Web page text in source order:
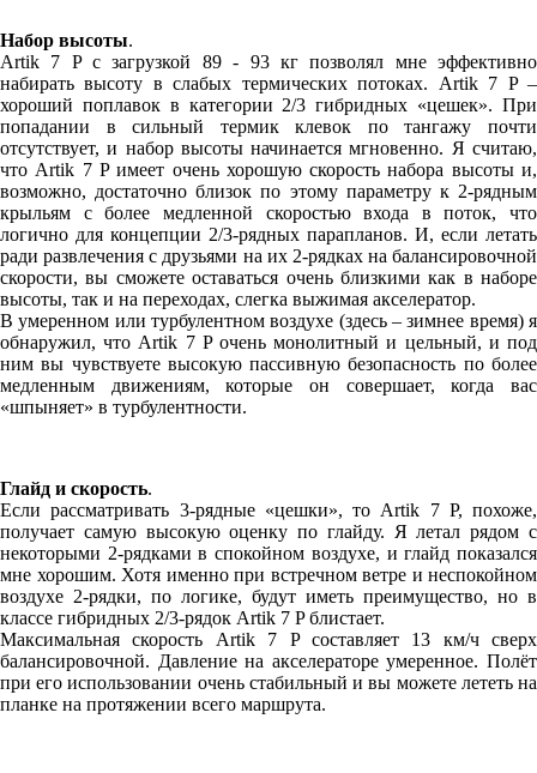
Набор высоты.
Artik 7 P с загрузкой 89 - 93 кг позволял мне эффективно
набирать высоту в слабых термических потоках. Artik 7 P –
хороший поплавок в категории 2/3 гибридных «цешек». При
попадании в сильный термик клевок по тангажу почти
отсутствует, и набор высоты начинается мгновенно. Я считаю,
что Artik 7 P имеет очень хорошую скорость набора высоты и,
возможно, достаточно близок по этому параметру к 2-рядным
крыльям с более медленной скоростью входа в поток, что
логично для концепции 2/3-рядных парапланов. И, если летать
ради развлечения с друзьями на их 2-рядках на балансировочной
скорости, вы сможете оставаться очень близкими как в наборе
высоты, так и на переходах, слегка выжимая акселератор.
В умеренном или турбулентном воздухе (здесь – зимнее время) я
обнаружил, что Artik 7 P очень монолитный и цельный, и под
ним вы чувствуете высокую пассивную безопасность по более
медленным движениям, которые он совершает, когда вас
«шпыняет» в турбулентности.
Глайд и скорость.
Если рассматривать 3-рядные «цешки», то Artik 7 P, похоже,
получает самую высокую оценку по глайду. Я летал рядом с
некоторыми 2-рядками в спокойном воздухе, и глайд показался
мне хорошим. Хотя именно при встречном ветре и неспокойном
воздухе 2-рядки, по логике, будут иметь преимущество, но в
классе гибридных 2/3-рядок Artik 7 P блистает.
Максимальная скорость Artik 7 P составляет 13 км/ч сверх
балансировочной. Давление на акселераторе умеренное. Полёт
при его использовании очень стабильный и вы можете лететь на
планке на протяжении всего маршрута.